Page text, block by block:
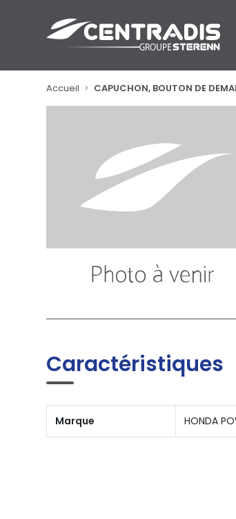
Accueil CAPUCHON, BOUTON DE
Caractéristiques
Marque HONDA